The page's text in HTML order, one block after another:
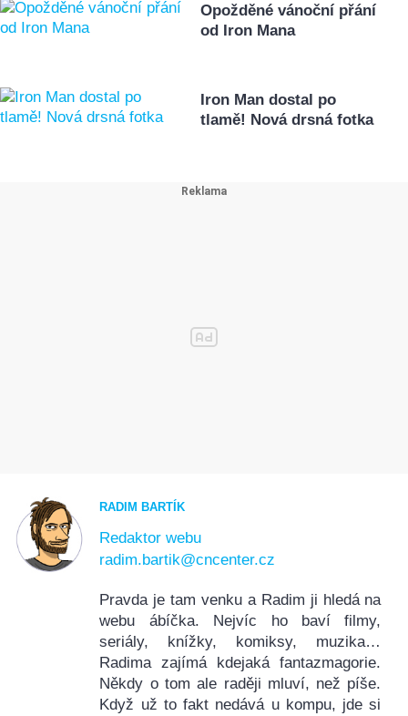
Opožděné vánoční přání
od Iron Mana
Iron Man dostal po
tlamě! Nová drsná fotka
RADIM BARTÍK
Redaktor webu
radim.bartik@cncenter.cz
Pravda je tam venku a Radim ji hledá na
webu ábíčka. Nejvíc ho baví filmy,
seriály, knížky, komiksy, muzika…
Radima zajímá kdejaká fantazmagorie.
Někdy o tom ale raději mluví, než píše.
Když už to fakt nedává u kompu, jde si